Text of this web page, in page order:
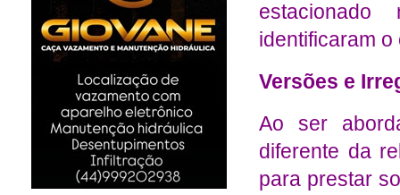
identificaram o
Versões e
Ao ser
diferente da
para prestar